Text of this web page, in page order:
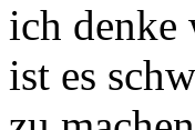
ich denke
ist es